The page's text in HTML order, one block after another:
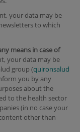
your data may be
to which
means in case of
your data may be
group (quironsalud
you by any
about the
to the health sector
(in no case your
other than